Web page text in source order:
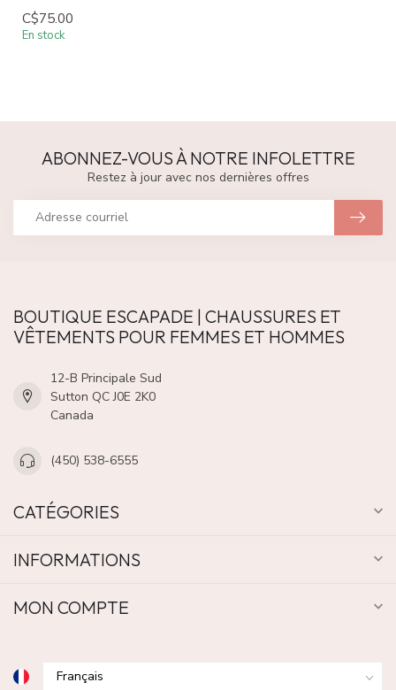
C$75.00
En stock
ABONNEZ-VOUS À NOTRE INFOLETTRE
Restez à jour avec nos dernières offres
BOUTIQUE ESCAPADE | CHAUSSURES ET
VÊTEMENTS POUR FEMMES ET HOMMES
12-B Principale Sud
Sutton QC J0E 2K0
Canada
(450) 538-6555
CATÉGORIES
INFORMATIONS
MON COMPTE